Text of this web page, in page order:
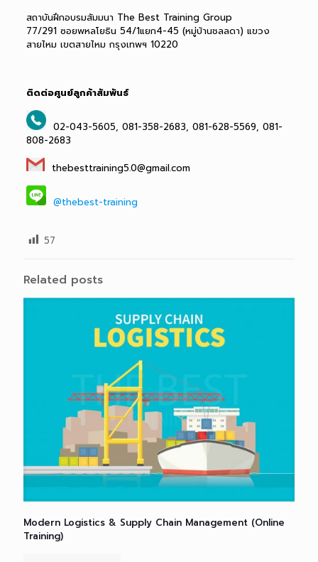
สถาบันฝึกอบรมสัมมนา The Best Training Group
77/291 ซอยพหลโยธิน 54/1แยก4-45 (หมู่บ้านชลลดา) แขวง
สายไหม เขตสายไหม กรุงเทพฯ 10220
ติดต่อศูนย์ลูกค้าสัมพันธ์
02-043-5605, 081-358-2683, 081-628-5569, 081-
808-2683
thebesttraining5.0@gmail.com
@thebest-training
57
Related posts
Modern Logistics & Supply Chain Management (Online
Training)